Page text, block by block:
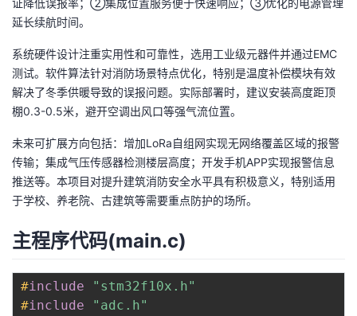
证降低误报率；②集成位置服务便于快速响应；③优化的电源管理
延长续航时间。
系统硬件设计注重实用性和可靠性，选用工业级元器件并通过EMC
测试。软件算法针对消防场景特点优化，特别是温度补偿模块有效
解决了冬季供暖导致的误报问题。实际部署时，建议安装高度距顶
棚0.3-0.5米，避开空调出风口等强气流位置。
未来可扩展方向包括：增加LoRa自组网实现无网络覆盖区域的报警
传输；集成气压传感器检测楼层高度；开发手机APP实现报警信息
推送等。本项目对提升建筑消防安全水平具有积极意义，特别适用
于学校、养老院、古建筑等需要重点防护的场所。
主程序代码(main.c)
#include
"stm32f10x.h"
#include
"adc.h"